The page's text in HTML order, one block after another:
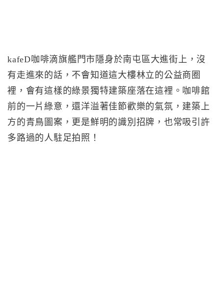
kafeD咖啡滴旗艦門市隱身於南屯區大進街上，沒
有走進來的話，不會知道這大樓林立的公益商圈
裡，會有這樣的綠景獨特建築座落在這裡。咖啡館
前的一片綠意，還洋溢著佳節歡樂的氣氛，建築上
方的青鳥圖案，更是鮮明的識別招牌，也常吸引許
多路過的人駐足拍照！